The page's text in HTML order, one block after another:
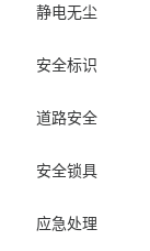
静电无尘
安全标识
道路安全
安全锁具
应急处理